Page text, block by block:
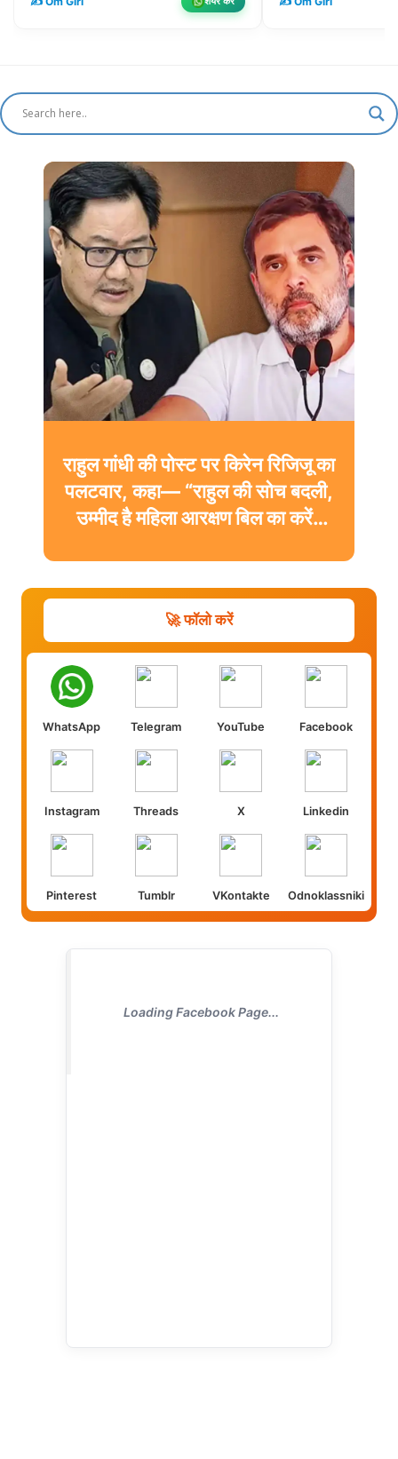
राहुल गांधी की पोस्ट पर किरेन रिजिजू का
पलटवार, कहा— “राहुल की सोच बदली,
उम्मीद है महिला आरक्षण बिल का करेंगे
🚀 फॉलो करें
WhatsApp Telegram YouTube Facebook
Instagram Threads X Linkedin
Pinterest Tumblr VKontakte Odnoklassniki
Loading Facebook Page...